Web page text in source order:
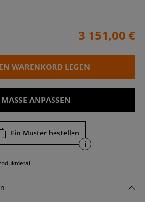
3 151,00 €
WARENKORB LEGEN
MASSE ANPASSEN
Ein Muster bestellen
i